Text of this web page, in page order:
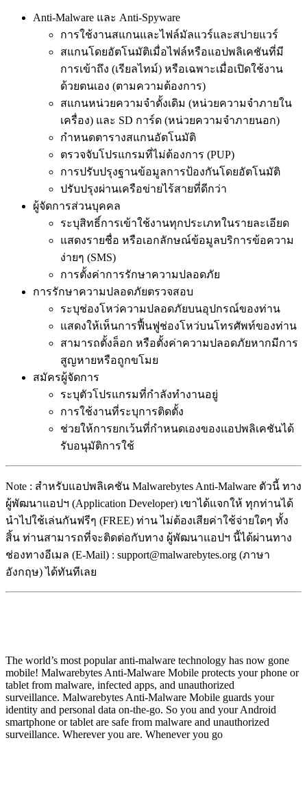
Anti-Malware และ Anti-Spyware
การใช้งานสแกนและไฟล์มัลแวร์และสปายแวร์
สแกนโดยอัตโนมัติเมื่อไฟล์หรือแอปพลิเคชันที่มี
การเข้าถึง (เรียลไทม์) หรือเฉพาะเมื่อเปิดใช้งาน
ด้วยตนเอง (ตามความต้องการ)
สแกนหน่วยความจำดั้งเดิม (หน่วยความจำภายใน
เครื่อง) และ SD การ์ด (หน่วยความจำภายนอก)
กำหนดตารางสแกนอัตโนมัติ
ตรวจจับโปรแกรมที่ไม่ต้องการ (PUP)
การปรับปรุงฐานข้อมูลการป้องกันโดยอัตโนมัติ
ปรับปรุงผ่านเครือข่ายไร้สายที่ดีกว่า
ผู้จัดการส่วนบุคคล
ระบุสิทธิ์การเข้าใช้งานทุกประเภทในรายละเอียด
แสดงรายชื่อ หรือเอกลักษณ์ข้อมูลบริการข้อความ
ง่ายๆ (SMS)
การตั้งค่าการรักษาความปลอดภัย
การรักษาความปลอดภัยตรวจสอบ
ระบุช่องโหว่ความปลอดภัยบนอุปกรณ์ของท่าน
แสดงให้เห็นการฟื้นฟูช่องโหว่บนโทรศัพท์ของท่าน
สามารถตั้งล็อก หรือตั้งค่าความปลอดภัยหากมีการ
สูญหายหรือถูกขโมย
สมัครผู้จัดการ
ระบุตัวโปรแกรมที่กำลังทำงานอยู่
การใช้งานที่ระบุการติดตั้ง
ช่วยให้การยกเว้นที่กำหนดเองของแอปพลิเคชันได้
รับอนุมัติการใช้
Note : สำหรับแอปพลิเคชัน Malwarebytes Anti-Malware ตัวนี้ ทาง
ผู้พัฒนาแอปฯ (Application Developer) เขาได้แจกให้ ทุกท่านได้
นำไปใช้เล่นกันฟรีๆ (FREE) ท่าน ไม่ต้องเสียค่าใช้จ่ายใดๆ ทั้ง
สิ้น ท่านสามารถที่จะติดต่อกับทาง ผู้พัฒนาแอปฯ นี้ได้ผ่านทาง
ช่องทางอีเมล (E-Mail) : support@malwarebytes.org (ภาษา
อังกฤษ) ได้ทันทีเลย
The world’s most popular anti-malware technology has now gone
mobile! Malwarebytes Anti-Malware Mobile protects your phone or
tablet from malware, infected apps, and unauthorized
surveillance. Malwarebytes Anti-Malware Mobile guards your
identity and personal data on-the-go. So you and your Android
smartphone or tablet are safe from malware and unauthorized
surveillance. Wherever you are. Whenever you go